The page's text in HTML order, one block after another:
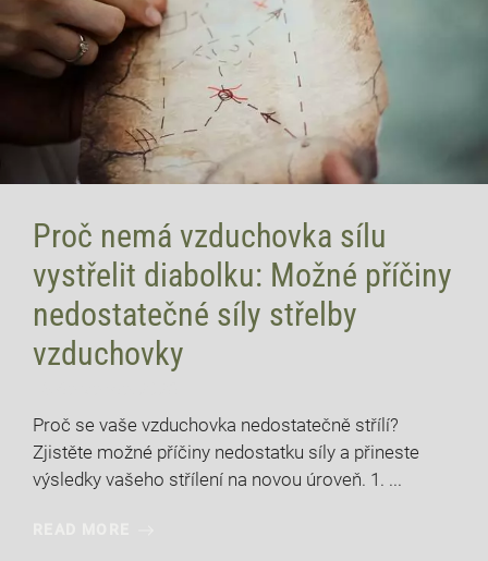
Proč nemá vzduchovka sílu
vystřelit diabolku: Možné příčiny
nedostatečné síly střelby
vzduchovky
Proč se vaše vzduchovka nedostatečně střílí?
Zjistěte možné příčiny nedostatku síly a přineste
výsledky vašeho střílení na novou úroveň. 1. ...